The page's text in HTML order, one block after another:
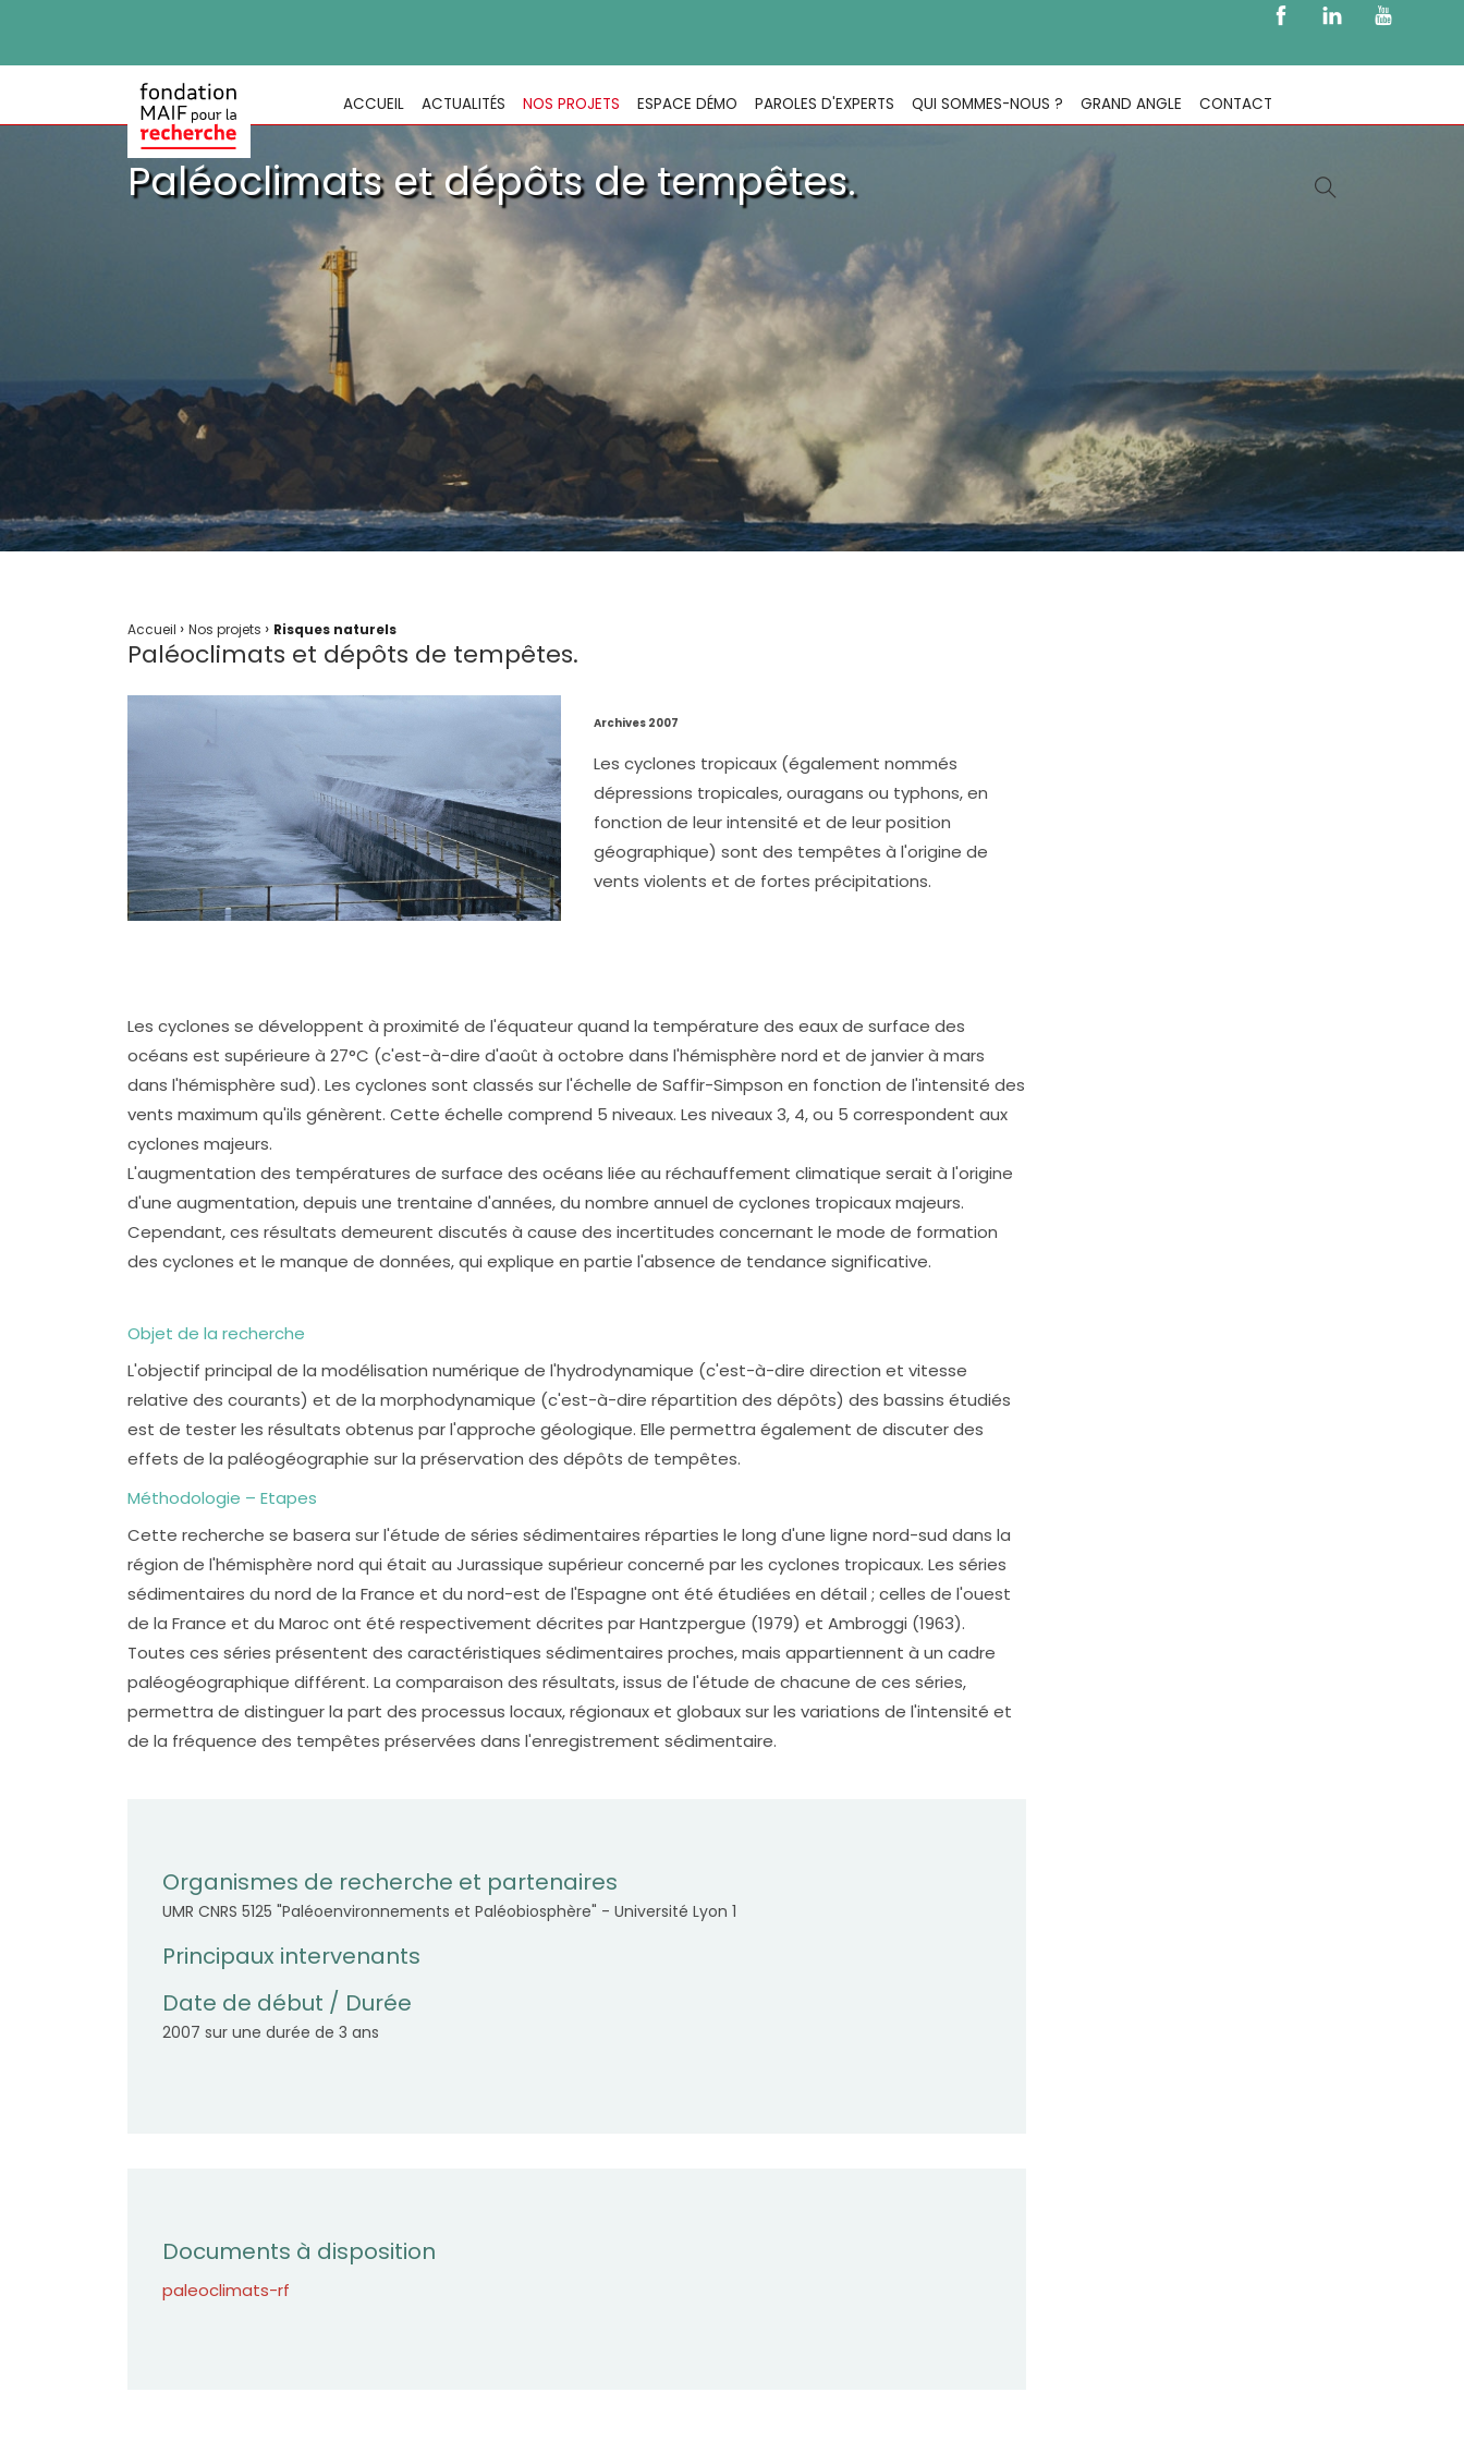
ACCUEIL ACTUALITÉS NOS PROJETS ESPACE DÉMO PAROLES D'EXPERTS QUI SOMMES-NOUS ? GRAND ANGLE CONTACT
Paléoclimats et dépôts de tempêtes.
Accueil › Nos projets › Risques naturels
Paléoclimats et dépôts de tempêtes.
Archives 2007
Les cyclones tropicaux (également nommés
dépressions tropicales, ouragans ou typhons, en
fonction de leur intensité et de leur position
géographique) sont des tempêtes à l'origine de
vents violents et de fortes précipitations.
Les cyclones se développent à proximité de l'équateur quand la température des eaux de surface des
océans est supérieure à 27°C (c'est-à-dire d'août à octobre dans l'hémisphère nord et de janvier à mars
dans l'hémisphère sud). Les cyclones sont classés sur l'échelle de Saffir-Simpson en fonction de l'intensité des
vents maximum qu'ils génèrent. Cette échelle comprend 5 niveaux. Les niveaux 3, 4, ou 5 correspondent aux
cyclones majeurs.
L'augmentation des températures de surface des océans liée au réchauffement climatique serait à l'origine
d'une augmentation, depuis une trentaine d'années, du nombre annuel de cyclones tropicaux majeurs.
Cependant, ces résultats demeurent discutés à cause des incertitudes concernant le mode de formation
des cyclones et le manque de données, qui explique en partie l'absence de tendance significative.
Objet de la recherche
L'objectif principal de la modélisation numérique de l'hydrodynamique (c'est-à-dire direction et vitesse
relative des courants) et de la morphodynamique (c'est-à-dire répartition des dépôts) des bassins étudiés
est de tester les résultats obtenus par l'approche géologique. Elle permettra également de discuter des
effets de la paléogéographie sur la préservation des dépôts de tempêtes.
Méthodologie – Etapes
Cette recherche se basera sur l'étude de séries sédimentaires réparties le long d'une ligne nord-sud dans la
région de l'hémisphère nord qui était au Jurassique supérieur concerné par les cyclones tropicaux. Les séries
sédimentaires du nord de la France et du nord-est de l'Espagne ont été étudiées en détail ; celles de l'ouest
de la France et du Maroc ont été respectivement décrites par Hantzpergue (1979) et Ambroggi (1963).
Toutes ces séries présentent des caractéristiques sédimentaires proches, mais appartiennent à un cadre
paléogéographique différent. La comparaison des résultats, issus de l'étude de chacune de ces séries,
permettra de distinguer la part des processus locaux, régionaux et globaux sur les variations de l'intensité et
de la fréquence des tempêtes préservées dans l'enregistrement sédimentaire.
Organismes de recherche et partenaires
UMR CNRS 5125 "Paléoenvironnements et Paléobiosphère" - Université Lyon 1
Principaux intervenants
Date de début / Durée
2007 sur une durée de 3 ans
Documents à disposition
paleoclimats-rf